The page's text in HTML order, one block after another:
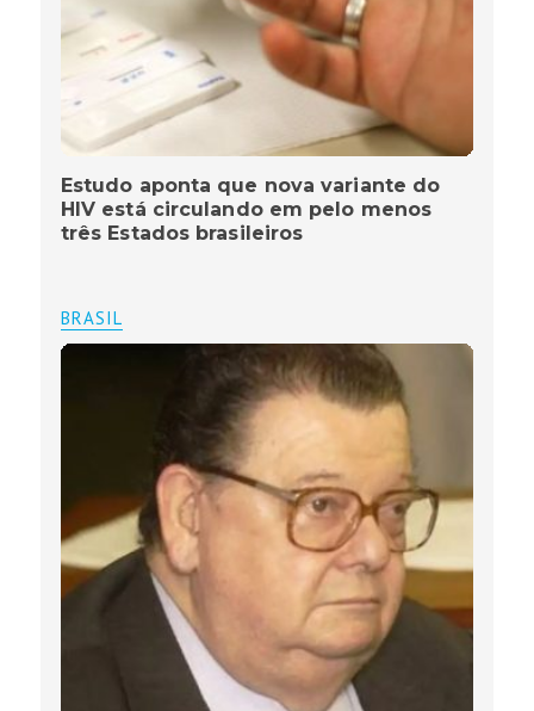
Estudo aponta que nova variante do
HIV está circulando em pelo menos
três Estados brasileiros
BRASIL